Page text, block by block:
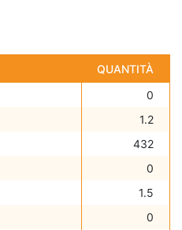
QUANTITÀ
0
1.2
432
0
1.5
0